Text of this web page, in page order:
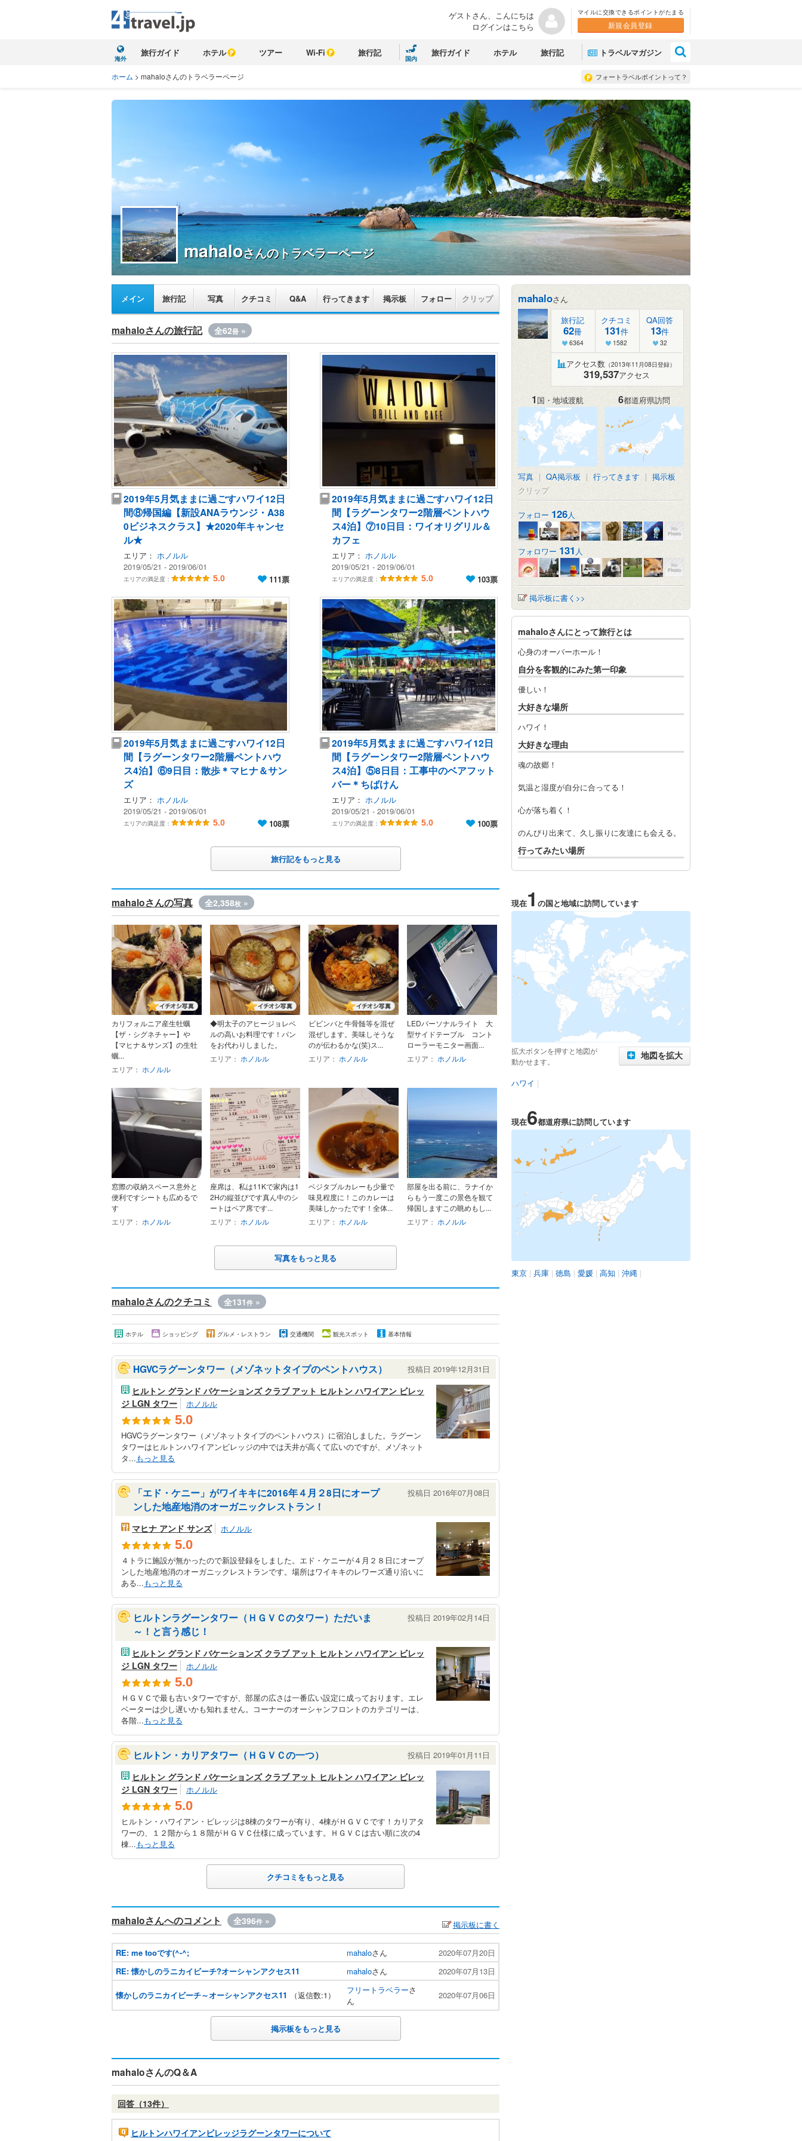
ゲストさん、こんにちは
ログインはこちら
マイルに交換できるポイントがたまる
新規会員登録
海外
旅行ガイド ホテル ツアー Wi-Fi 旅行記
国内
旅行ガイド ホテル 旅行記 トラベルマガジン
フォートラベルポイントって？
ホーム > mahaloさんのトラベラーページ
mahaloさんのトラベラーページ
メイン 旅行記 写真 クチコミ Q&A 行ってきます 掲示板 フォロー クリップ
mahaloさんの旅行記 全62冊 »
2019年5月気ままに過ごすハワイ12日
間⑧帰国編【新設ANAラウンジ・A38
0ビジネスクラス】★2020年キャンセ
ル★
エリア： ホノルル
2019/05/21 - 2019/06/01
エリアの満足度： 5.0 111票
2019年5月気ままに過ごすハワイ12日
間【ラグーンタワー2階層ペントハウ
ス4泊】⑦10日目：ワイオリグリル＆
カフェ
エリア： ホノルル
2019/05/21 - 2019/06/01
エリアの満足度： 5.0 103票
2019年5月気ままに過ごすハワイ12日
間【ラグーンタワー2階層ペントハウ
ス4泊】⑥9日目：散歩＊マヒナ＆サン
ズ
エリア： ホノルル
2019/05/21 - 2019/06/01
エリアの満足度： 5.0 108票
2019年5月気ままに過ごすハワイ12日
間【ラグーンタワー2階層ペントハウ
ス4泊】⑤8日目：工事中のベアフット
バー＊ちばけん
エリア： ホノルル
2019/05/21 - 2019/06/01
エリアの満足度： 5.0 100票
旅行記をもっと見る
mahaloさんの写真 全2,358枚 »
カリフォルニア産生牡蠣
【ザ・シグネチャー】や
【マヒナ＆サンズ】の生牡
蠣...
エリア： ホノルル
◆明太子のアヒージョレベ
ルの高いお料理です！パン
をお代わりしました。
エリア： ホノルル
ビビンバと牛骨髄等を混ぜ
混ぜします。美味しそうな
のが伝わるかな(笑)ス...
エリア： ホノルル
LEDパーソナルライト 大
型サイドテーブル コント
ローラーモニター画面...
エリア： ホノルル
窓際の収納スペース意外と
便利ですシートも広めるで
す
エリア： ホノルル
座席は、私は11Kで家内は1
2Hの縦並びです真ん中のシ
ートはペア席です...
エリア： ホノルル
ベジタブルカレーも少量で
味見程度に！このカレーは
美味しかったです！全体...
エリア： ホノルル
部屋を出る前に、ラナイか
らもう一度この景色を観て
帰国しますこの眺めもし...
エリア： ホノルル
写真をもっと見る
mahaloさんのクチコミ 全131件 »
ホテル ショッピング グルメ・レストラン 交通機関 観光スポット 基本情報
HGVCラグーンタワー（メゾネットタイプのペントハウス） 投稿日 2019年12月31日
ヒルトン グランド バケーションズ クラブ アット ヒルトン ハワイアン ビレッ
ジ LGN タワー
ホノルル
5.0
HGVCラグーンタワー（メゾネットタイプのペントハウス）に宿泊しました。ラグーン
タワーはヒルトンハワイアンビレッジの中では天井が高くて広いのですが、メゾネット
タ...もっと見る
「エド・ケニー」がワイキキに2016年４月２8日にオープ
ンした地産地消のオーガニックレストラン！
投稿日 2016年07月08日
マヒナ アンド サンズ ホノルル
5.0
４トラに施設が無かったので新設登録をしました。エド・ケニーが４月２８日にオープ
ンした地産地消のオーガニックレストランです。場所はワイキキのレワーズ通り沿いに
ある...もっと見る
ヒルトンラグーンタワー（ＨＧＶＣのタワー）ただいま
～！と言う感じ！
投稿日 2019年02月14日
ヒルトン グランド バケーションズ クラブ アット ヒルトン ハワイアン ビレッ
ジ LGN タワー
ホノルル
5.0
ＨＧＶＣで最も古いタワーですが、部屋の広さは一番広い設定に成っております。エレ
ベーターは少し遅いかも知れません。コーナーのオーシャンフロントのカテゴリーは、
各階...もっと見る
ヒルトン・カリアタワー（ＨＧＶＣの一つ） 投稿日 2019年01月11日
ヒルトン グランド バケーションズ クラブ アット ヒルトン ハワイアン ビレッ
ジ LGN タワー
ホノルル
5.0
ヒルトン・ハワイアン・ビレッジは8棟のタワーが有り、4棟がＨＧＶＣです！カリアタ
ワーの、１２階から１８階がＨＧＶＣ仕様に成っています。ＨＧＶＣは古い順に次の4
棟...もっと見る
クチコミをもっと見る
mahaloさんへのコメント 全396件 » 掲示板に書く
RE: me tooです(^-^; mahaloさん
2020年07月20日
RE: 懐かしのラニカイビーチ?オーシャンアクセス11
mahaloさん 2020年07月13日
懐かしのラニカイビーチ～オーシャンアクセス11 （返信数:1） フリートラベラーさ
ん
2020年07月06日
掲示板をもっと見る
mahaloさんのQ＆A
回答（13件）
ヒルトンハワイアンビレッジラグーンタワーについて
mahaloさん
旅行記
62冊
6364
クチコミ
131件
1582
QA回答
13件
32
アクセス数 （2013年11月08日登録）
319,537アクセス
1国・地域渡航 6都道府県訪問
写真 | QA掲示板 | 行ってきます | 掲示板
クリップ
フォロー 126人
フォロワー 131 人
掲示板に書く>>
mahaloさんにとって旅行とは
心身のオーバーホール！
自分を客観的にみた第一印象
優しい！
大好きな場所
ハワイ！
大好きな理由
魂の故郷！
気温と湿度が自分に合ってる！
心が落ち着く！
のんびり出来て、久し振りに友達にも会える。
行ってみたい場所
現在1 の国と地域に訪問しています
拡大ボタンを押すと地図が
動かせます。
地図を拡大
ハワイ |
現在6都道府県に訪問しています
東京 | 兵庫 | 徳島 | 愛媛 | 高知 | 沖縄 |